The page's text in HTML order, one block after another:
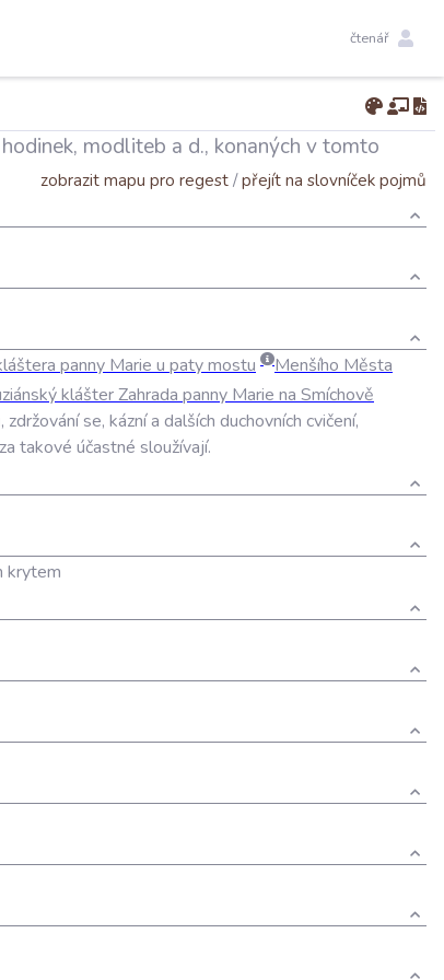
čtenář
modliteb a d., konaných v tomto
zobrazit mapu pro regest/přejít na slovníček pojmů
panny Marie u patymostu Menšího Města
klášterZahrada panny Marie na Smíchově
, zdržováníse, káznía dalších duchovních cvičení,
za takové účastné sloužívají.
krytem